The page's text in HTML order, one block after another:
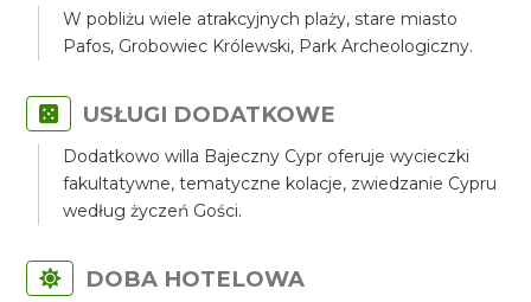
W pobliżu wiele atrakcyjnych plaży, stare miasto
Pafos, Grobowiec Królewski, Park Archeologiczny.
USŁUGI DODATKOWE
Dodatkowo willa Bajeczny Cypr oferuje wycieczki
fakultatywne, tematyczne kolacje, zwiedzanie Cypru
według życzeń Gości.
DOBA HOTELOWA